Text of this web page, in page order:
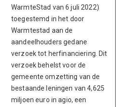
WarmteStad van 6 juli 2022)
toegestemd in het door
Warmtestad aan de
aandeelhouders gedane
verzoek tot herfinanciering. Dit
verzoek behelst voor de
gemeente omzetting van de
bestaande leningen van 4,625
miljoen euro in agio, een